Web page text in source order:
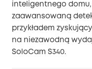
inteligentnego
zaawansowaną
przykładem
na niezawodną
SoloCam S340.